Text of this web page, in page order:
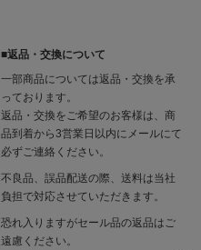
■返品・交換について
一部商品については返品・交換を承
っております。
返品・交換をご希望のお客様は、商
品到着から3営業日以内にメールにて
必ずご連絡ください。
不良品、誤品配送の際、送料は当社
負担で対応させていただきます。
恐れ入りますがセール品の返品はご
遠慮ください。